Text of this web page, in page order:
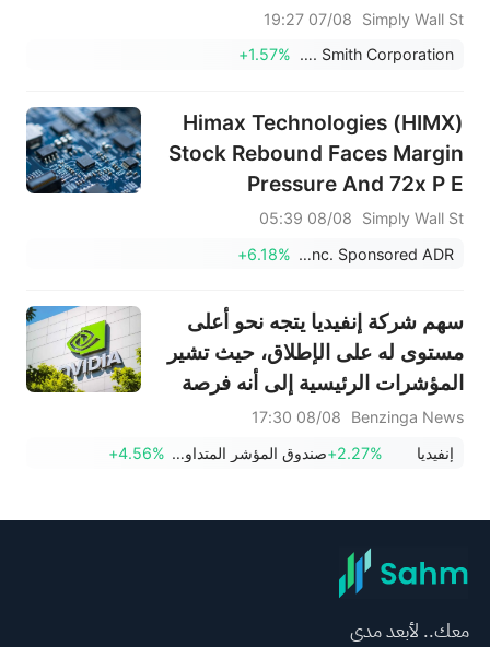
Guidance?
Simply Wall St
07/08 19:27
A. O. Smith Corporation
+1.57%
Himax Technologies (HIMX)
Stock Rebound Faces Margin
Pressure And 72x P E
Simply Wall St
08/08 05:39
Himax Technologies, Inc. Sponsored ADR
+6.18%
سهم شركة إنفيديا يتجه نحو أعلى
مستوى له على الإطلاق، حيث تشير
المؤشرات الرئيسية إلى أنه فرصة
استثمارية مغرية.
Benzinga News
08/08 17:30
إنفيديا
+2.27% صندوق المؤشر المتداول لـ GraniteShares 2x Long NVDA Daily +4.56%
معك.. لأبعد مدى